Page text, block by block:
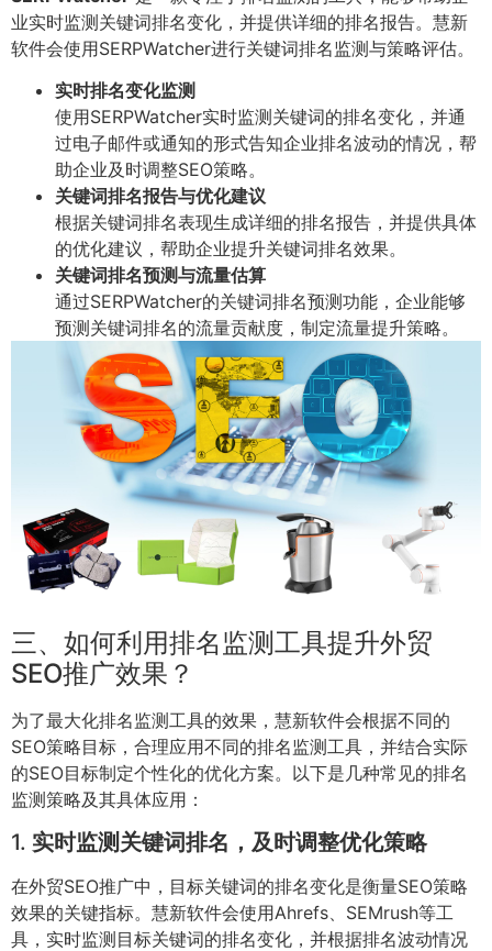
业实时监测关键词排名变化，并提供详细的排名报告。慧新
软件会使用SERPWatcher进行关键词排名监测与策略评估。
实时排名变化监测
使用SERPWatcher实时监测关键词的排名变化，并通
过电子邮件或通知的形式告知企业排名波动的情况，帮
助企业及时调整SEO策略。
关键词排名报告与优化建议
根据关键词排名表现生成详细的排名报告，并提供具体
的优化建议，帮助企业提升关键词排名效果。
关键词排名预测与流量估算
通过SERPWatcher的关键词排名预测功能，企业能够
预测关键词排名的流量贡献度，制定流量提升策略。
三、如何利用排名监测工具提升外贸
SEO推广效果？
为了最大化排名监测工具的效果，慧新软件会根据不同的
SEO策略目标，合理应用不同的排名监测工具，并结合实际
的SEO目标制定个性化的优化方案。以下是几种常见的排名
监测策略及其具体应用：
1. 实时监测关键词排名，及时调整优化策略
在外贸SEO推广中，目标关键词的排名变化是衡量SEO策略
效果的关键指标。慧新软件会使用Ahrefs、SEMrush等工
具，实时监测目标关键词的排名变化，并根据排名波动情况